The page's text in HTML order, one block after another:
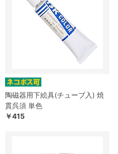
陶磁器用下絵具(チューブ入) 焼
貫呉須 単色
￥415